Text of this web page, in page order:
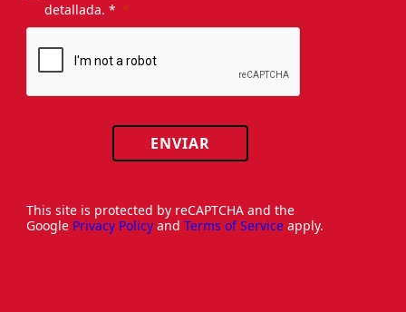
detallada. *
ENVIAR
This site is protected by reCAPTCHA and the
Google Privacy Policy and Terms of Service apply.